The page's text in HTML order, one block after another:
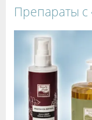
Препараты с